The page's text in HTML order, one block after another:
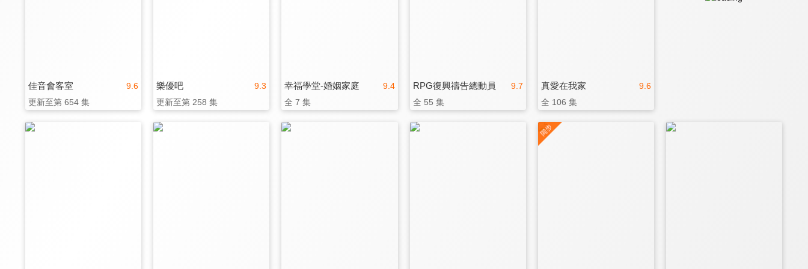
9.6
佳音會客室
更新至第 654 集
9.3
樂優吧
更新至第 258 集
9.4
幸福學堂-婚姻家庭
全 7 集
9.7
RPG復興禱告總動員
全 55 集
9.6
真愛在我家
全 106 集